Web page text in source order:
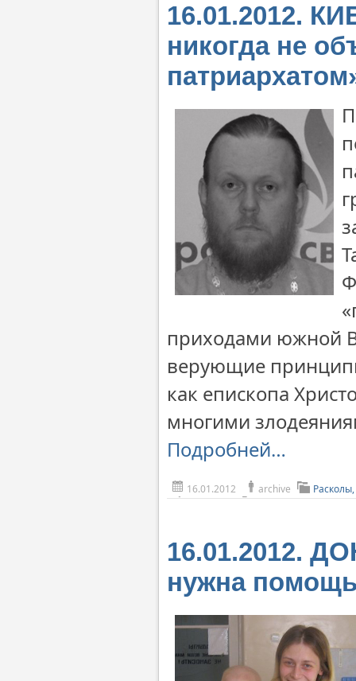
16.01.2012.
никогда не
приходами южной
верующие
как епископа
многими
Подробней…
16.01.2012 archive
16.01.2012.
нужна